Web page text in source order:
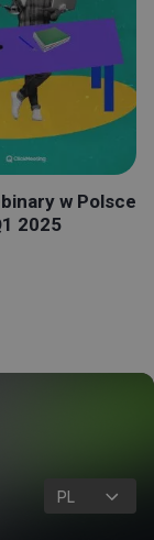
w Polsce
2025
PL